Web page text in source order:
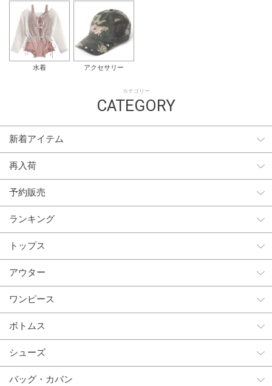
水着 アクセサリー
カテゴリー
CATEGORY
新着アイテム
再入荷
予約販売
ランキング
トップス
アウター
ワンピース
ボトムス
シューズ
バッグ・カバン